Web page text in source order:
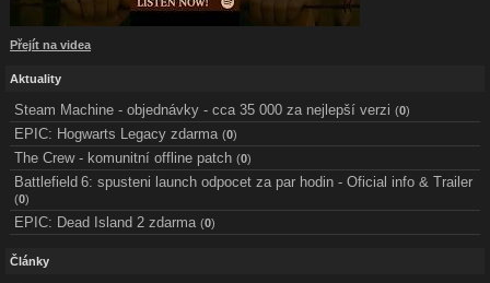
Přejít na videa
Aktuality
Steam Machine - objednávky - cca 35 000 za nejlepší verzi (0)
EPIC: Hogwarts Legacy zdarma (0)
The Crew - komunitní offline patch (0)
Battlefield 6: spusteni launch odpocet za par hodin - Oficial info & Trailer
(0)
EPIC: Dead Island 2 zdarma (0)
Články